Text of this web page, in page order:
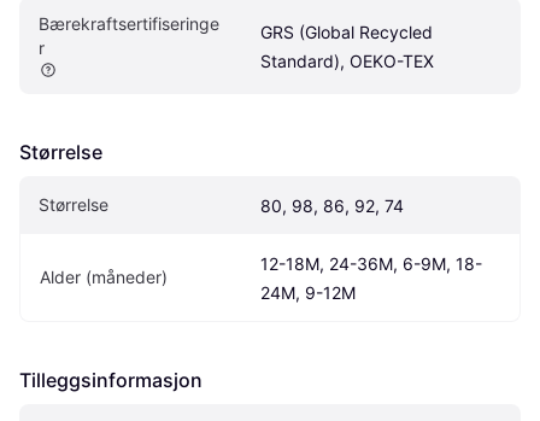
Bærekraftsertifiseringe
r
GRS (Global Recycled
Standard), OEKO-TEX
Størrelse
Størrelse 80, 98, 86, 92, 74
Alder (måneder)
12-18M, 24-36M, 6-9M, 18-
24M, 9-12M
Tilleggsinformasjon